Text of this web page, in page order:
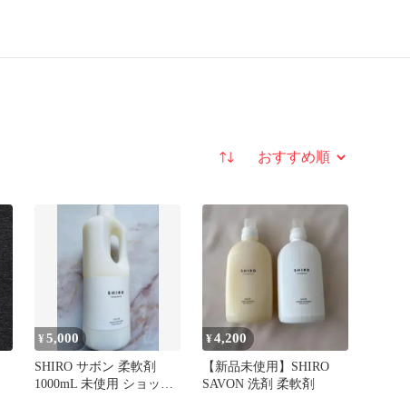
並び替え
¥5,000
SHIRO サボン 柔軟剤
1000mL 未使用 ショッパ
¥4,200
【新品未使用】SHIRO
SAVON 洗剤 柔軟剤